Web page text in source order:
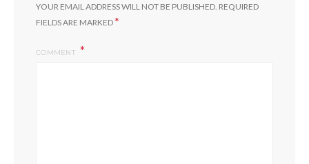
YOUR EMAIL ADDRESS WILL NOT BE PUBLISHED. REQUIRED
FIELDS ARE MARKED*
COMMENT